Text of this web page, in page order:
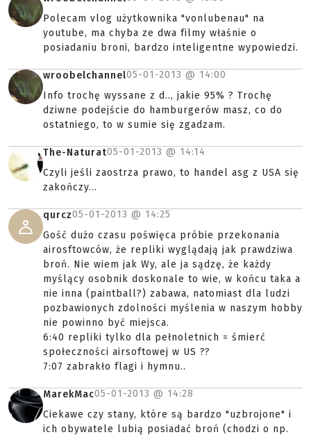
Polecam vlog użytkownika "vonlubenau" na
youtube, ma chyba ze dwa filmy właśnie o
posiadaniu broni, bardzo inteligentne wypowiedzi.
wroobelchannel05-01-2013 @ 14:00
Info trochę wyssane z d.., jakie 95% ? Trochę
dziwne podejście do hamburgerów masz, co do
ostatniego, to w sumie się zgadzam.
The-Naturat05-01-2013 @ 14:14
Czyli jeśli zaostrza prawo, to handel asg z USA się
zakończy...
qurcz05-01-2013 @ 14:25
Gość dużo czasu poświęca próbie przekonania
airosftowców, że repliki wyglądają jak prawdziwa
broń. Nie wiem jak Wy, ale ja sądzę, że każdy
myślący osobnik doskonale to wie, w końcu taka a
nie inna (paintball?) zabawa, natomiast dla ludzi
pozbawionych zdolności myślenia w naszym hobby
nie powinno być miejsca.
6:40 repliki tylko dla pełnoletnich = śmierć
społeczności airsoftowej w US ??
7:07 zabrakło flagi i hymnu..
MarekMac05-01-2013 @ 14:28
Ciekawe czy stany, które są bardzo "uzbrojone" i
ich obywatele lubią posiadać broń (chodzi o np.